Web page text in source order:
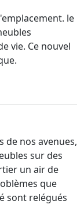
le
vie. Ce nouvel
de nos avenues,
sur des
un air de
que
sont relégués